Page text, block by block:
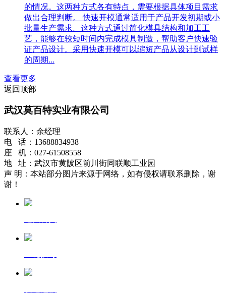
的情况。这两种方式各有特点，需要根据具体项目需求
做出合理判断。 快速开模通常适用于产品开发初期或小
批量生产需求。这种方式通过简化模具结构和加工工
艺，能够在较短时间内完成模具制造，帮助客户快速验
证产品设计。采用快速开模可以缩短产品从设计到试样
的周期...
查看更多
返回顶部
武汉莫百特实业有限公司
联系人：余经理
电 话：13688834938
座 机：027-61508558
地 址：武汉市黄陂区前川街同联顺工业园
声 明：本站部分图片来源于网络，如有侵权请联系删除，谢
谢！